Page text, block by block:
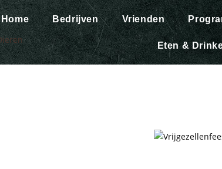
Home Bedrijven Vrienden
Eten &